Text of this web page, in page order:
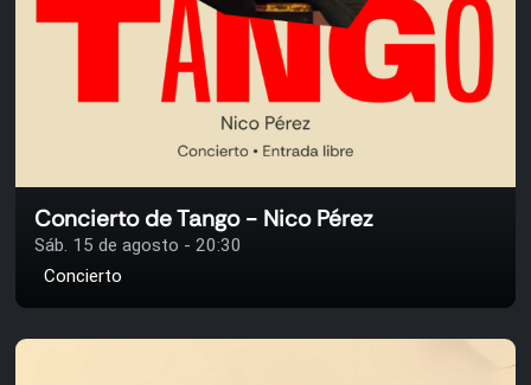
Concierto de Tango - Nico Pérez
Sáb. 15 de agosto - 20:30
Concierto